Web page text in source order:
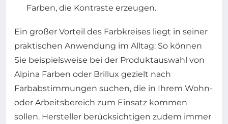
Farben, die Kontraste erzeugen.
Ein großer Vorteil des Farbkreises liegt in seiner
praktischen Anwendung im Alltag: So können
Sie beispielsweise bei der Produktauswahl von
Alpina Farben oder Brillux gezielt nach
Farbabstimmungen suchen, die in Ihrem Wohn-
oder Arbeitsbereich zum Einsatz kommen
sollen. Hersteller berücksichtigen zudem immer